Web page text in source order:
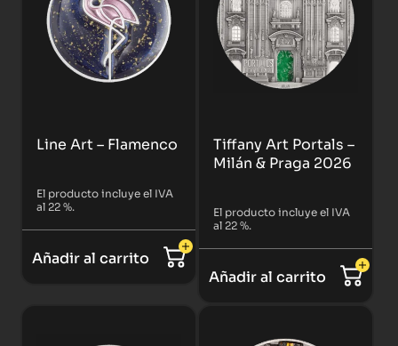
Line Art – Flamenco
El producto incluye el IVA
al 22 %.
Añadir al carrito
Tiffany Art Portals –
Milán & Praga 2026
El producto incluye el IVA
al 22 %.
Añadir al carrito